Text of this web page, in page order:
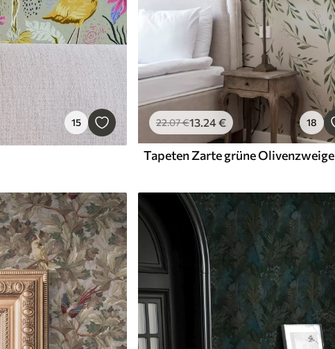
15 22.07€13.24€ 18
Tapeten Zarte grüne Olivenzweige